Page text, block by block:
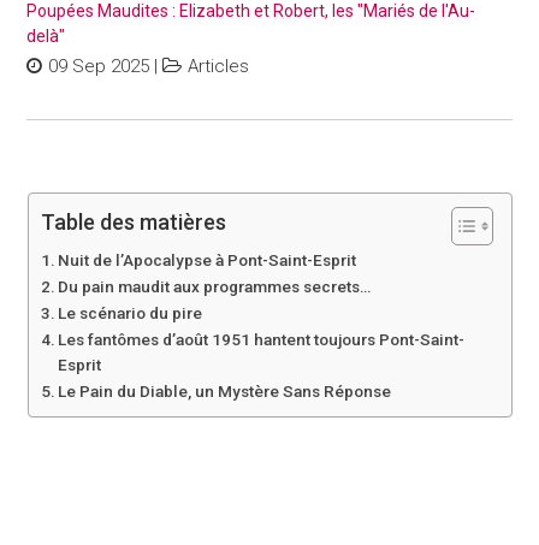
Poupées Maudites : Elizabeth et Robert, les "Mariés de l'Au-
delà"
09 Sep 2025 | Articles
Table des matières
Nuit de l’Apocalypse à Pont-Saint-Esprit
Du pain maudit aux programmes secrets…
Le scénario du pire
Les fantômes d’août 1951 hantent toujours Pont-Saint-
Esprit
Le Pain du Diable, un Mystère Sans Réponse